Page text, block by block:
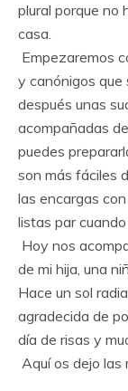
plural porque no
casa.
Empezaremos
y canónigos
después unas
acompañadas
puedes
son más fáciles
las encargas
listas par
Hoy nos
de mi hija, una
Hace un sol
agradecida de
día de risas y
Aquí os dejo las